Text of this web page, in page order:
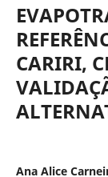
CARIRI,
Ana Alice